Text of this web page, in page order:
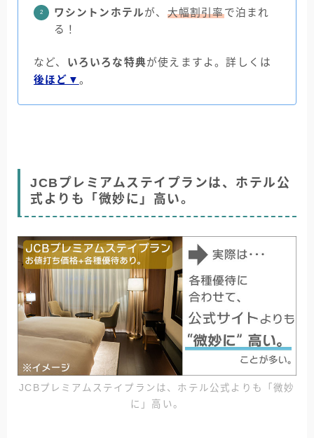
ワシントンホテルが、 大幅割引率で泊まれ
る！
など、 いろいろな特典が使えますよ。詳しくは
後ほど▼ 。
JCBプレミアムステイプランは、ホテル公
式よりも「微妙に」高い。
JCBプレミアムステイプランは、ホテル公式よりも「微妙
に」高い。